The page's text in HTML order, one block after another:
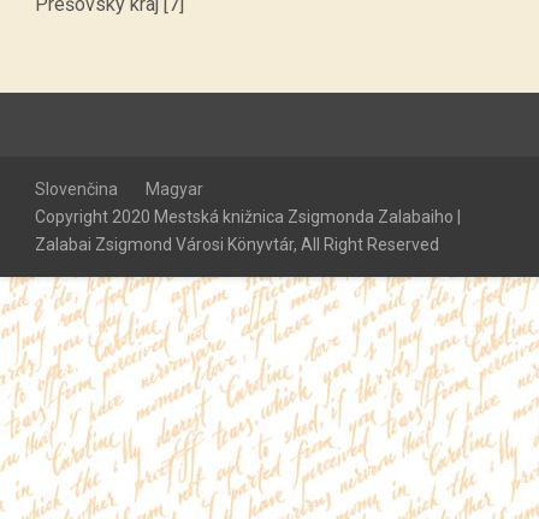
Slovenčina
Magyar
Copyright 2020 Mestská knižnica Zsigmonda Zalabaiho |
Zalabai Zsigmond Városi Könyvtár, All Right Reserved